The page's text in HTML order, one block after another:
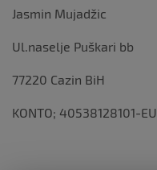
Jasmin Mujadžic
Ul.naselje Puškari bb
77220 Cazin BiH
KONTO; 40538128101-